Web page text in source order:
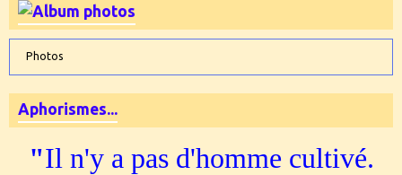
Photos
Aphorismes...
"Il n'y a pas d'homme cultivé.